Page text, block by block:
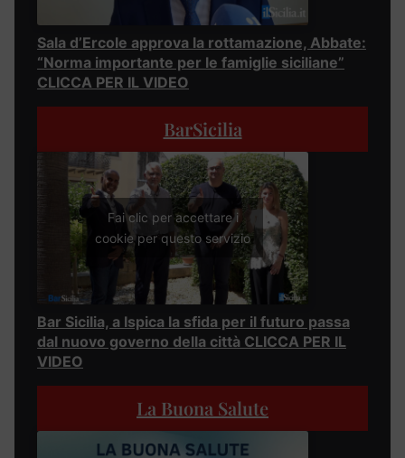
Sala d’Ercole approva la rottamazione, Abbate:
“Norma importante per le famiglie siciliane”
CLICCA PER IL VIDEO
BarSicilia
Fai clic per accettare i
cookie per questo servizio
Bar Sicilia, a Ispica la sfida per il futuro passa
dal nuovo governo della città CLICCA PER IL
VIDEO
La Buona Salute